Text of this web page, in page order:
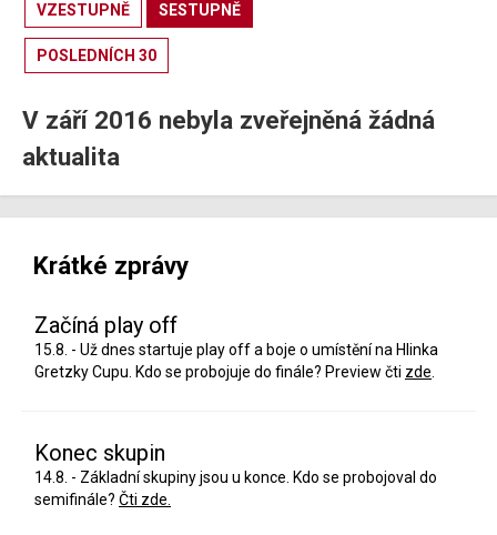
VZESTUPNĚ SESTUPNĚ
POSLEDNÍCH 30
V září 2016 nebyla zveřejněná žádná
aktualita
Krátké zprávy
Začíná play off
15.8. - Už dnes startuje play off a boje o umístění na Hlinka
Gretzky Cupu. Kdo se probojuje do finále? Preview čti zde.
Konec skupin
14.8. - Základní skupiny jsou u konce. Kdo se probojoval do
semifinále? Čti zde.